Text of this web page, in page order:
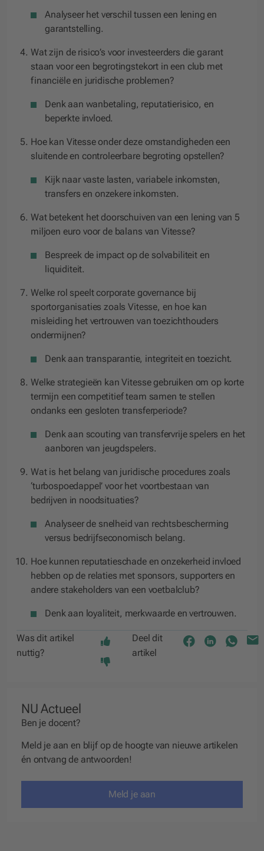
Analyseer het verschil tussen een lening en
garantstelling.
Wat zijn de risico’s voor investeerders die garant
staan voor een begrotingstekort in een club met
financiële en juridische problemen?
Denk aan wanbetaling, reputatierisico, en
beperkte invloed.
Hoe kan Vitesse onder deze omstandigheden een
sluitende en controleerbare begroting opstellen?
Kijk naar vaste lasten, variabele inkomsten,
transfers en onzekere inkomsten.
Wat betekent het doorschuiven van een lening van 5
miljoen euro voor de balans van Vitesse?
Bespreek de impact op de solvabiliteit en
liquiditeit.
Welke rol speelt corporate governance bij
sportorganisaties zoals Vitesse, en hoe kan
misleiding het vertrouwen van toezichthouders
ondermijnen?
Denk aan transparantie, integriteit en toezicht.
Welke strategieën kan Vitesse gebruiken om op korte
termijn een competitief team samen te stellen
ondanks een gesloten transferperiode?
Denk aan scouting van transfervrije spelers en het
aanboren van jeugdspelers.
Wat is het belang van juridische procedures zoals
‘turbospoedappel’ voor het voortbestaan van
bedrijven in noodsituaties?
Analyseer de snelheid van rechtsbescherming
versus bedrijfseconomisch belang.
Hoe kunnen reputatieschade en onzekerheid invloed
hebben op de relaties met sponsors, supporters en
andere stakeholders van een voetbalclub?
Denk aan loyaliteit, merkwaarde en vertrouwen.
Was dit artikel
nuttig?
Deel dit
artikel
NU Actueel
Ben je docent?
Meld je aan en blijf op de hoogte van nieuwe artikelen
én ontvang de antwoorden!
Meld je aan